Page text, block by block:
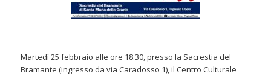
Martedì 25 febbraio alle ore 18.30, presso la Sacrestia del
Bramante (ingresso da via Caradosso 1), il Centro Culturale